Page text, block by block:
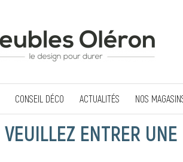
CONSEIL DÉCO ACTUALITÉS NOS
ENTRER